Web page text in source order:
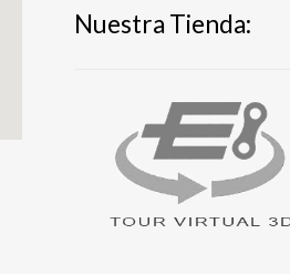
Nuestra Tienda: